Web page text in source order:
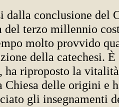
dalla conclusione del
del terzo millennio
molto provvido
della catechesi. È
ha riproposto la vitalità
Chiesa delle origini e
gli insegnamenti